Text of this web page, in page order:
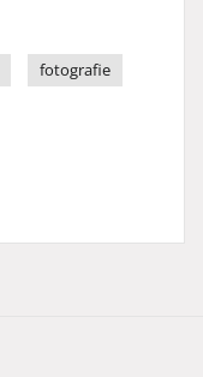
fotografie